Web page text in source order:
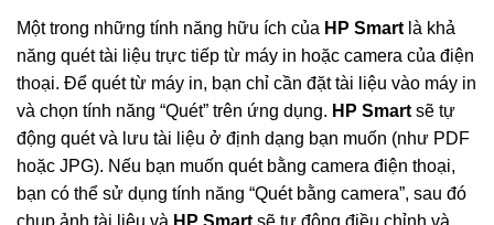
Một trong những tính năng hữu ích của HP Smart là khả
năng quét tài liệu trực tiếp từ máy in hoặc camera của điện
thoại. Để quét từ máy in, bạn chỉ cần đặt tài liệu vào máy in
và chọn tính năng “Quét” trên ứng dụng. HP Smart sẽ tự
động quét và lưu tài liệu ở định dạng bạn muốn (như PDF
hoặc JPG). Nếu bạn muốn quét bằng camera điện thoại,
bạn có thể sử dụng tính năng “Quét bằng camera”, sau đó